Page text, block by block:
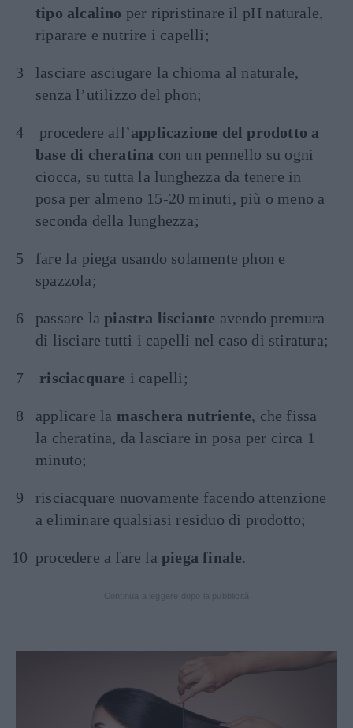
tipo alcalino per ripristinare il pH naturale,
riparare e nutrire i capelli;
lasciare asciugare la chioma al naturale,
senza l’utilizzo del phon;
procedere all’applicazione del prodotto a
base di cheratina con un pennello su ogni
ciocca, su tutta la lunghezza da tenere in
posa per almeno 15-20 minuti, più o meno a
seconda della lunghezza;
fare la piega usando solamente phon e
spazzola;
passare lapiastra lisciante avendo premura
di lisciare tutti i capelli nel caso di stiratura;
risciacquare i capelli;
applicare la maschera nutriente, che fissa
la cheratina, da lasciare in posa per circa 1
minuto;
risciacquare nuovamente facendo attenzione
a eliminare qualsiasi residuo di prodotto;
procedere a fare la piega finale.